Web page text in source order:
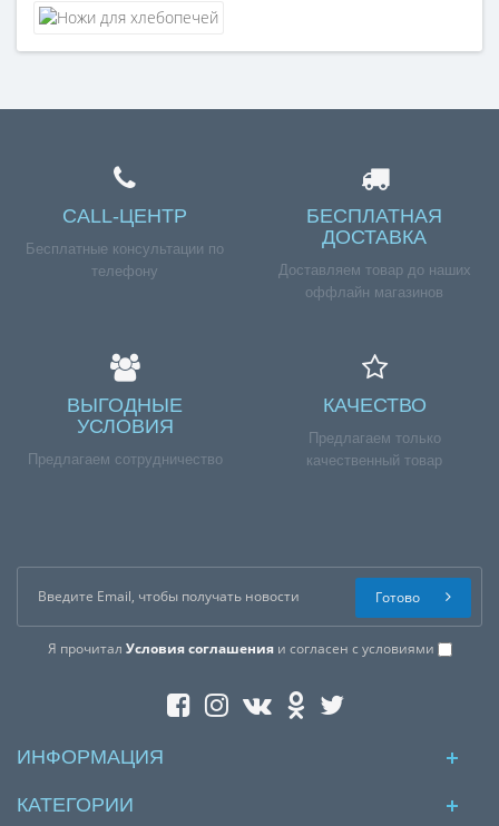
CALL-ЦЕНТР
Бесплатные консультации по
телефону
БЕСПЛАТНАЯ
ДОСТАВКА
Доставляем товар до наших
оффлайн магазинов
ВЫГОДНЫЕ
УСЛОВИЯ
Предлагаем сотрудничество
КАЧЕСТВО
Предлагаем только
качественный товар
Я прочитал Условия соглашенияи согласен с условиями
Готово
ИНФОРМАЦИЯ
КАТЕГОРИИ